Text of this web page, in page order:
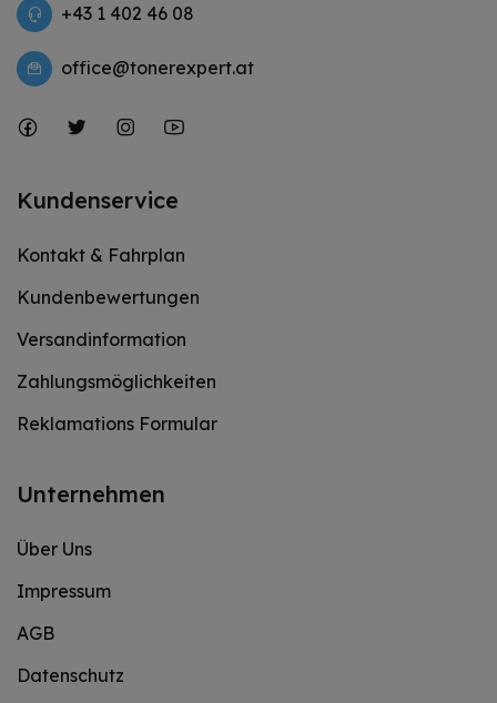
+43 1 402 46 08
office@tonerexpert.at
Kundenservice
Kontakt & Fahrplan
Kundenbewertungen
Versandinformation
Zahlungsmöglichkeiten
Reklamations Formular
Unternehmen
Über Uns
Impressum
AGB
Datenschutz